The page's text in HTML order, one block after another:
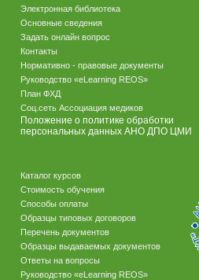
Электронная библиотека
Основные сведения
Задать онлайн вопрос
Контакты
Нормативно - правовые документы
Руководство «eLearning REOS»
План ФХД
Соц.сеть Ассоциация медиков
Положение о политике обработки
персональных данных АНО ДПО ЦМИ
Каталог курсов
Стоимость обучения
Способы оплаты
Образцы типовых договоров
Перечень документов
Образцы выдаваемых документов
Ответы на вопросы
Руководство «eLearning REOS»